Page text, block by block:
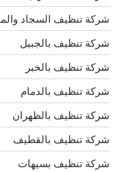
شركة تنظيف السجاد
شركة تنظيف بالجبيل
شركة تنظيف بالخبر
شركة تنظيف بالدمام
شركة تنظيف بالظهران
شركة تنظيف بالقطيف
شركة تنظيف بسيهات